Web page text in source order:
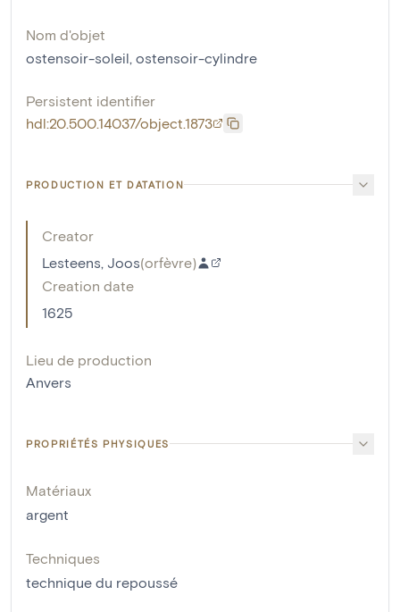
Nom d'objet
ostensoir-soleil ostensoir-cylindre
Persistent identifier
hdl:20.500.14037/object.1873
PRODUCTION ET DATATION
Creator
Lesteens, Joos(orfèvre)
Creation date
1625
Lieu de production
Anvers
PROPRIÉTÉS PHYSIQUES
Matériaux
argent
Techniques
technique du repoussé